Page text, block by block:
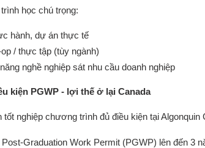
học chú trọng:
hành, dự án thực tế
/ thực tập (tùy ngành)
nghề nghiệp sát nhu cầu doanh nghiệp
kiện PGWP - lợi thế ở lại Canada
tốt nghiệp chương trình đủ điều kiện tại Algonquin
Post-Graduation Work Permit (PGWP) lên đến 3